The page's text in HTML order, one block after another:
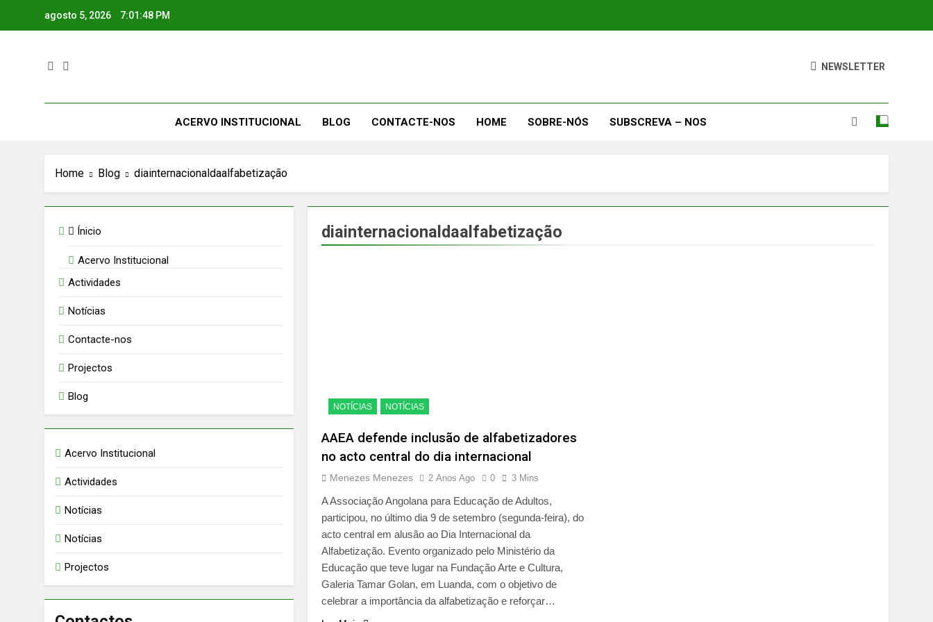
agosto 5, 2026 7:01:48 PM
NEWSLETTER
ACERVO INSTITUCIONAL BLOG CONTACTE-NOS HOME SOBRE-NÓS SUBSCREVA – NOS
Home Blog diainternacionaldaalfabetização
Ínicio
Acervo Institucional
Actividades
Notícias
Contacte-nos
Projectos
Blog
Acervo Institucional
Actividades
Notícias
Notícias
Projectos
diainternacionaldaalfabetização
NOTÍCIAS NOTÍCIAS
AAEA defende inclusão de alfabetizadores
no acto central do dia internacional
Menezes Menezes 2 Anos Ago 0 3 Mins
A Associação Angolana para Educação de Adultos,
participou, no último dia 9 de setembro (segunda-feira), do
acto central em alusão ao Dia Internacional da
Alfabetização. Evento organizado pelo Ministério da
Educação que teve lugar na Fundação Arte e Cultura,
Galeria Tamar Golan, em Luanda, com o objetivo de
celebrar a importância da alfabetização e reforçar…